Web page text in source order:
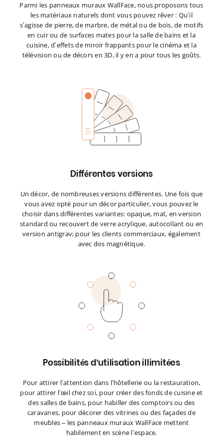
Parmi les panneaux muraux WallFace, nous proposons tous
les matériaux naturels dont vous pouvez rêver : Qu’il
s’agisse de pierre, de marbre, de métal ou de bois, de motifs
en cuir ou de surfaces mates pour la salle de bains et la
cuisine, d’effets de miroir frappants pour le cinéma et la
télévision ou de décors en 3D, il y en a pour tous les goûts.
Différentes versions
Un décor, de nombreuses versions différentes. Une fois que
vous avez opté pour un décor particulier, vous pouvez le
choisir dans différentes variantes: opaque, mat, en version
standard ou recouvert de verre acrylique, autocollant ou en
version antigrav; pour les clients commerciaux, également
avec dos magnétique.
Possibilités d’utilisation illimitées
Pour attirer l’attention dans l’hôtellerie ou la restauration,
pour attirer l’œil chez soi, pour créer des fonds de cuisine et
des salles de bains, pour habiller des comptoirs ou des
caravanes, pour décorer des vitrines ou des façades de
meubles – les panneaux muraux WallFace mettent
habilement en scène l’espace.